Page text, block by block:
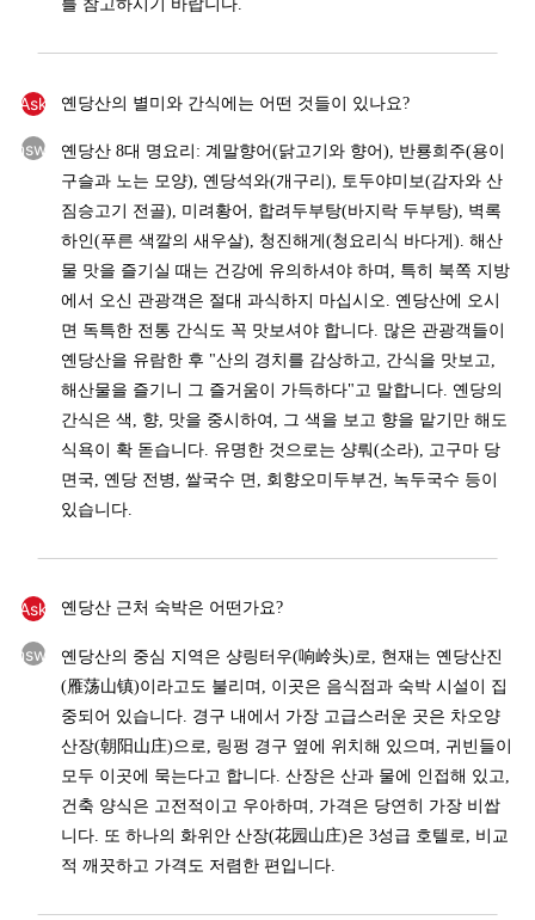
를 참고하시기 바랍니다.
Ask 옌당산의 별미와 간식에는 어떤 것들이 있나요?
Answer옌당산 8대 명요리: 계말향어(닭고기와 향어), 반룡희주(용이
구슬과 노는 모양), 옌당석와(개구리), 토두야미보(감자와 산
짐승고기 전골), 미려황어, 합려두부탕(바지락 두부탕), 벽록
하인(푸른 색깔의 새우살), 청진해게(청요리식 바다게). 해산
물 맛을 즐기실 때는 건강에 유의하셔야 하며, 특히 북쪽 지방
에서 오신 관광객은 절대 과식하지 마십시오. 옌당산에 오시
면 독특한 전통 간식도 꼭 맛보셔야 합니다. 많은 관광객들이
옌당산을 유람한 후 "산의 경치를 감상하고, 간식을 맛보고,
해산물을 즐기니 그 즐거움이 가득하다"고 말합니다. 옌당의
간식은 색, 향, 맛을 중시하여, 그 색을 보고 향을 맡기만 해도
식욕이 확 돋습니다. 유명한 것으로는 샹뤄(소라), 고구마 당
면국, 옌당 전병, 쌀국수 면, 회향오미두부건, 녹두국수 등이
있습니다.
Ask 옌당산 근처 숙박은 어떤가요?
Answer옌당산의 중심 지역은 샹링터우(响岭头)로, 현재는 옌당산진
(雁荡山镇)이라고도 불리며, 이곳은 음식점과 숙박 시설이 집
중되어 있습니다. 경구 내에서 가장 고급스러운 곳은 차오양
산장(朝阳山庄)으로, 링펑 경구 옆에 위치해 있으며, 귀빈들이
모두 이곳에 묵는다고 합니다. 산장은 산과 물에 인접해 있고,
건축 양식은 고전적이고 우아하며, 가격은 당연히 가장 비쌉
니다. 또 하나의 화위안 산장(花园山庄)은 3성급 호텔로, 비교
적 깨끗하고 가격도 저렴한 편입니다.